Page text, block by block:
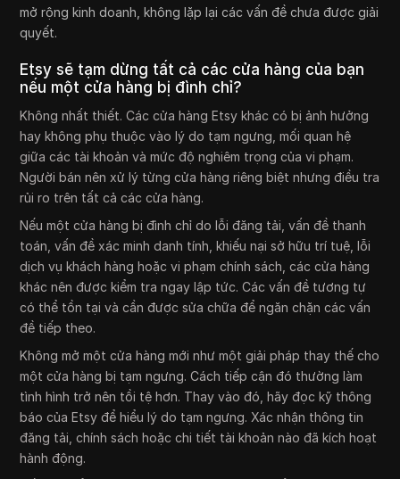
mở rộng kinh doanh, không lặp lại các vấn đề chưa được giải
quyết.
Etsy sẽ tạm dừng tất cả các cửa hàng của bạn
nếu một cửa hàng bị đình chỉ?
Không nhất thiết. Các cửa hàng Etsy khác có bị ảnh hưởng
hay không phụ thuộc vào lý do tạm ngưng, mối quan hệ
giữa các tài khoản và mức độ nghiêm trọng của vi phạm.
Người bán nên xử lý từng cửa hàng riêng biệt nhưng điều tra
rủi ro trên tất cả các cửa hàng.
Nếu một cửa hàng bị đình chỉ do lỗi đăng tải, vấn đề thanh
toán, vấn đề xác minh danh tính, khiếu nại sở hữu trí tuệ, lỗi
dịch vụ khách hàng hoặc vi phạm chính sách, các cửa hàng
khác nên được kiểm tra ngay lập tức. Các vấn đề tương tự
có thể tồn tại và cần được sửa chữa để ngăn chặn các vấn
đề tiếp theo.
Không mở một cửa hàng mới như một giải pháp thay thế cho
một cửa hàng bị tạm ngưng. Cách tiếp cận đó thường làm
tình hình trở nên tồi tệ hơn. Thay vào đó, hãy đọc kỹ thông
báo của Etsy để hiểu lý do tạm ngưng. Xác nhận thông tin
đăng tải, chính sách hoặc chi tiết tài khoản nào đã kích hoạt
hành động.